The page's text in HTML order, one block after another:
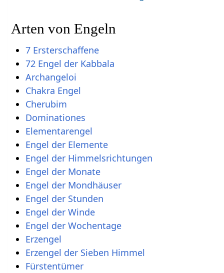
Arten von Engeln
7 Ersterschaffene
72 Engel der Kabbala
Archangeloi
Chakra Engel
Cherubim
Dominationes
Elementarengel
Engel der Elemente
Engel der Himmelsrichtungen
Engel der Monate
Engel der Mondhäuser
Engel der Stunden
Engel der Winde
Engel der Wochentage
Erzengel
Erzengel der Sieben Himmel
Fürstentümer